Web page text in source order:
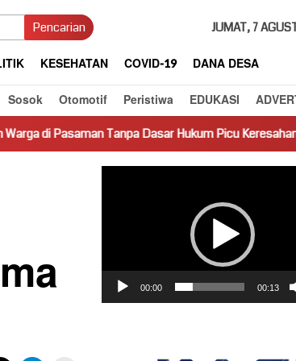
Pencarian JUMAT, 7
KESEHATAN COVID-19
DANA DESA
Sosok Otomotif Peristiwa EDUKASI
Dasar Hukum Picu Keresahan Truk
00:00 00:13